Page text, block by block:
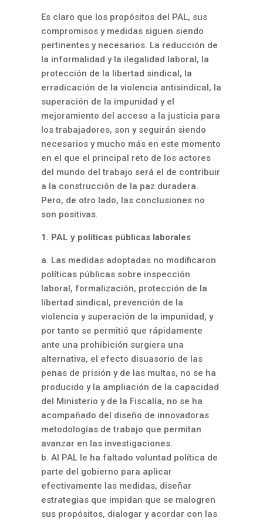
Es claro que los propósitos del PAL, sus
compromisos y medidas siguen siendo
pertinentes y necesarios. La reducción de
la informalidad y la ilegalidad laboral, la
protección de la libertad sindical, la
erradicación de la violencia antisindical, la
superación de la impunidad y el
mejoramiento del acceso a la justicia para
los trabajadores, son y seguirán siendo
necesarios y mucho más en este momento
en el que el principal reto de los actores
del mundo del trabajo será el de contribuir
a la construcción de la paz duradera.
Pero, de otro lado, las conclusiones no
son positivas.
1. PAL y políticas públicas laborales
a. Las medidas adoptadas no modificaron
políticas públicas sobre inspección
laboral, formalización, protección de la
libertad sindical, prevención de la
violencia y superación de la impunidad, y
por tanto se permitió que rápidamente
ante una prohibición surgiera una
alternativa, el efecto disuasorio de las
penas de prisión y de las multas, no se ha
producido y la ampliación de la capacidad
del Ministerio y de la Fiscalía, no se ha
acompañado del diseño de innovadoras
metodologías de trabajo que permitan
avanzar en las investigaciones.
b. Al PAL le ha faltado voluntad política de
parte del gobierno para aplicar
efectivamente las medidas, diseñar
estrategias que impidan que se malogren
sus propósitos, dialogar y acordar con las